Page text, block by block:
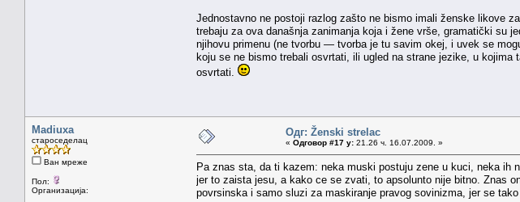
Jednostavno ne postoji razlog zašto ne bismo imali ženske likove
trebaju za ova današnja zanimanja koja i žene vrše, gramatički su
njihovu primenu (ne tvorbu — tvorba je tu savim okej, i uvek se
koju se ne bismo trebali osvrtati, ili ugled na strane jezike, u
osvrtati.
Madiuxa
староседелац
Ван мреже
Пол:
Организација:
Одг: Ženski strelac
« Одговор #17 у: 21.26 ч. 16.07.2009. »
Pa znas sta, da ti kazem: neka muski postuju zene u kuci, neka ih
jer to zaista jesu, a kako ce se zvati, to apsolunto nije bitno. Znas
povrsinska i samo sluzi za maskiranje pravog sovinizma, jer se